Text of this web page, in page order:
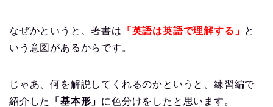
なぜかというと、著書は 「英語は英語で理解する」 と
いう意図があるからです。
じゃあ、何を解説してくれるのかというと、練習編で
紹介した
「基本形」 に色分けをしたと思います。